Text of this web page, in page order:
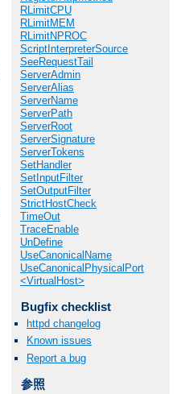
RLimitCPU
RLimitMEM
RLimitNPROC
ScriptInterpreterSource
SeeRequestTail
ServerAdmin
ServerAlias
ServerName
ServerPath
ServerRoot
ServerSignature
ServerTokens
SetHandler
SetInputFilter
SetOutputFilter
StrictHostCheck
TimeOut
TraceEnable
UnDefine
UseCanonicalName
UseCanonicalPhysicalPort
<VirtualHost>
Bugfix checklist
httpd changelog
Known issues
Report a bug
参照